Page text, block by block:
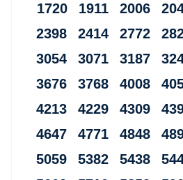
1720 1911 2006
2398 2414 2772
3054 3071 3187
3676 3768 4008
4213 4229 4309
4647 4771 4848
5059 5382 5438